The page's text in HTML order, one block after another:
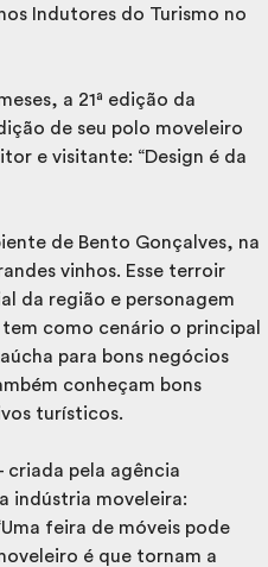
Indutores do Turismo no
a 21ª edição da
de seu polo moveleiro
e visitante: “Design é da
de Bento Gonçalves, na
vinhos. Esse terroir
da região e personagem
como cenário o principal
para bons negócios
conheçam bons
turísticos.
criada pela agência
indústria moveleira:
feira de móveis pode
é que tornam a